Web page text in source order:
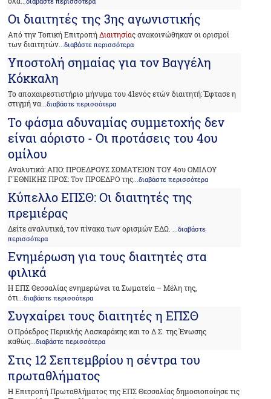
Οι διαιτητές της 3ης αγωνιστικής
Από την Τοπική ΕπιτροπήΔιαιτησίας ανακοινώθηκαν οι ορισμοί
των διαιτητών...διαβάστε περισσότερα
Υποστολή σημαίας για τον Βαγγέλη
Κόκκαλη
Το αποχαιρεστιστήριο μήνυμα του 41ενός ετών διαιτητή: Έφτασε η
στιγμή να...διαβάστε περισσότερα
Το φάσμα αδυναμίας συμμετοχής δεν
είναι αόριστο - Οι προτάσεις του 4ου
ομίλου
Αναλυτικά: ΑΠΟ: ΠΡΟΕΔΡΟΥΣ ΣΩΜΑΤΕΙΩΝ ΤΟΥ 4ου ΟΜΙΛΟΥ
Γ΄ΕΘΝΙΚΗΣ ΠΡΟΣ: Τον ΠΡΟΕΔΡΟ της ...διαβάστε περισσότερα
Κύπελλο ΕΠΣΘ: Oι διαιτητές της
πρεμιέρας
Δείτε αναλυτικά, τον πίνακα των ορισμών ΕΔΩ. ...διαβάστε
περισσότερα
Ενημέρωση για τους διαιτητές στα
φιλικά
Η ΕΠΣ Θεσσαλίας ενημερώνει τα Σωματεία – Μέλη της,
ότι...διαβάστε περισσότερα
Συγχαίρει τους διαιτητές η ΕΠΣΘ
O Πρόεδρος Περικλής Λασκαράκης και το Δ.Σ. της Ένωσης
καθώς...διαβάστε περισσότερα
Στις 12 Σεπτεμβρίου η σέντρα του
πρωταθλήματος
Η Επιτροπή Πρωταθλήματος της ΕΠΣ Θεσσαλίας δημοσιοποίησε τις